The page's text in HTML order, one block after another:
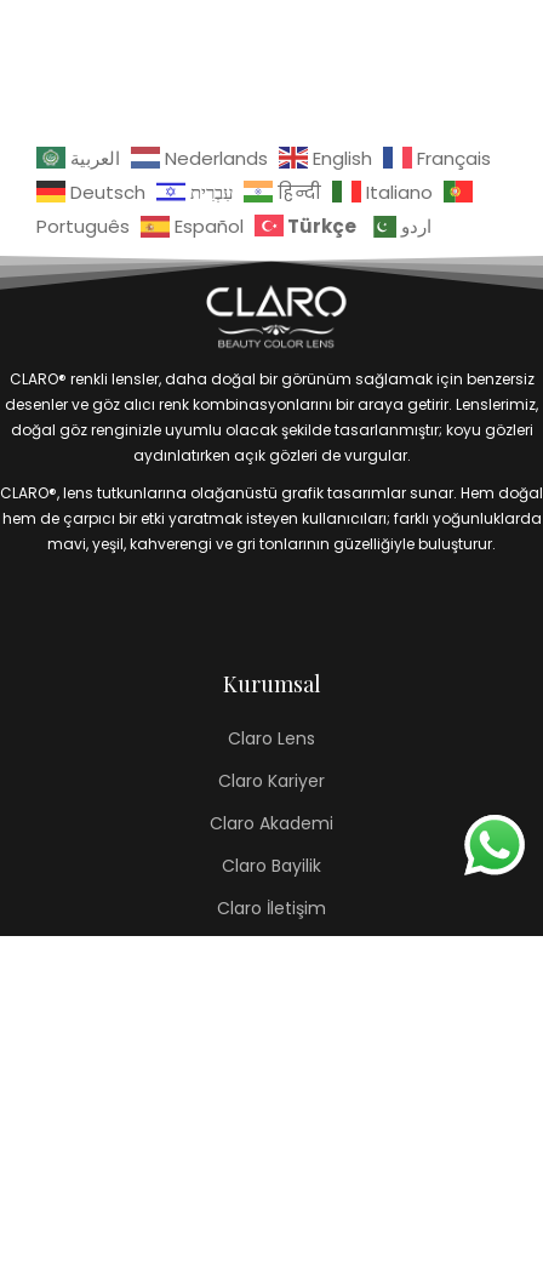
العربية Nederlands English
Français
Deutsch
עִבְרִית हिन्दी
Italiano
Português
Español Türkçe اردو
CLARO® renkli lensler, daha doğal bir görünüm sağlamak için benzersiz
desenler ve göz alıcı renk kombinasyonlarını bir araya getirir. Lenslerimiz,
doğal göz renginizle uyumlu olacak şekilde tasarlanmıştır; koyu gözleri
aydınlatırken açık gözleri de vurgular.
CLARO®, lens tutkunlarına olağanüstü grafik tasarımlar sunar. Hem doğal
hem de çarpıcı bir etki yaratmak isteyen kullanıcıları; farklı yoğunluklarda
mavi, yeşil, kahverengi ve gri tonlarının güzelliğiyle buluşturur.
Kurumsal
Claro Lens
Claro Kariyer
Claro Akademi
Claro Bayilik
Claro İletişim